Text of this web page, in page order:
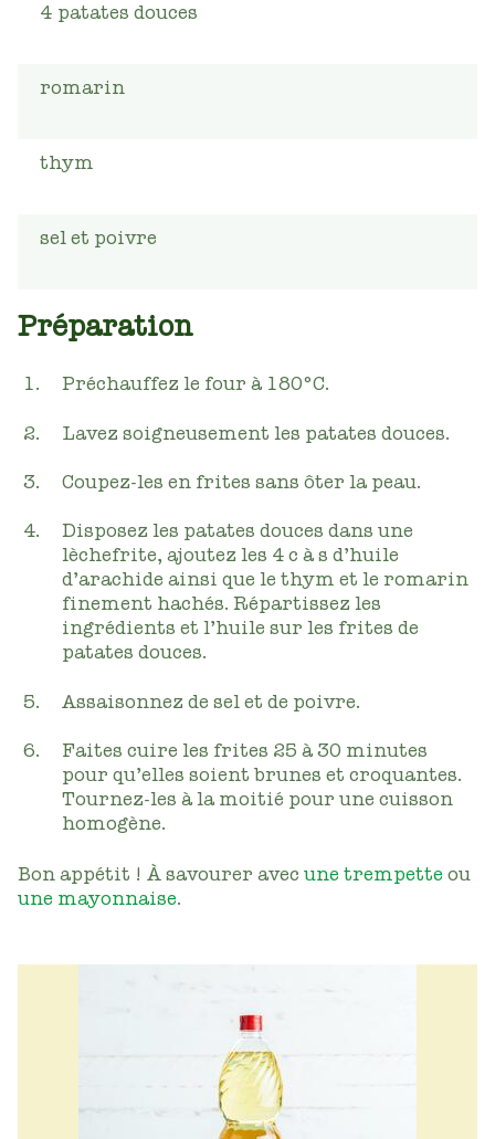
4 patates douces
romarin
thym
sel et poivre
Préparation
Préchauffez le four à 180°C.
Lavez soigneusement les patates douces.
Coupez-les en frites sans ôter la peau.
Disposez les patates douces dans une
lèchefrite, ajoutez les 4 c à s d’huile
d’arachide ainsi que le thym et le romarin
finement hachés. Répartissez les
ingrédients et l’huile sur les frites de
patates douces.
Assaisonnez de sel et de poivre.
Faites cuire les frites 25 à 30 minutes
pour qu’elles soient brunes et croquantes.
Tournez‑les à la moitié pour une cuisson
homogène.
Bon appétit ! À savourer avec une trempette ou
une mayonnaise.